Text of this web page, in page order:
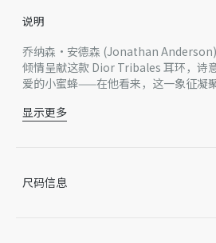
说明
乔纳森·安德森 (Jonathan Anderson)
倾情呈献这款 Dior Tribales 耳环，诗
爱的小蜜蜂——在他看来，这一象征凝
CD 标志，点缀以精心镌刻的小蜜蜂提
白色树脂珠饰
金色饰面金属
一体式栓扣与耳后珠饰相连
显示更多
尺码信息